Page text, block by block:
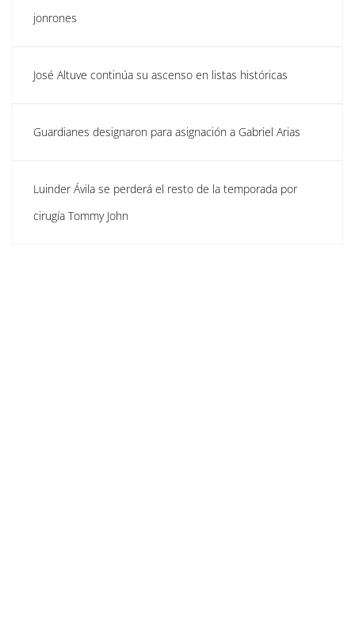
jonrones
José Altuve continúa su ascenso en listas históricas
Guardianes designaron para asignación a Gabriel Arias
Luinder Ávila se perderá el resto de la temporada por
cirugía Tommy John